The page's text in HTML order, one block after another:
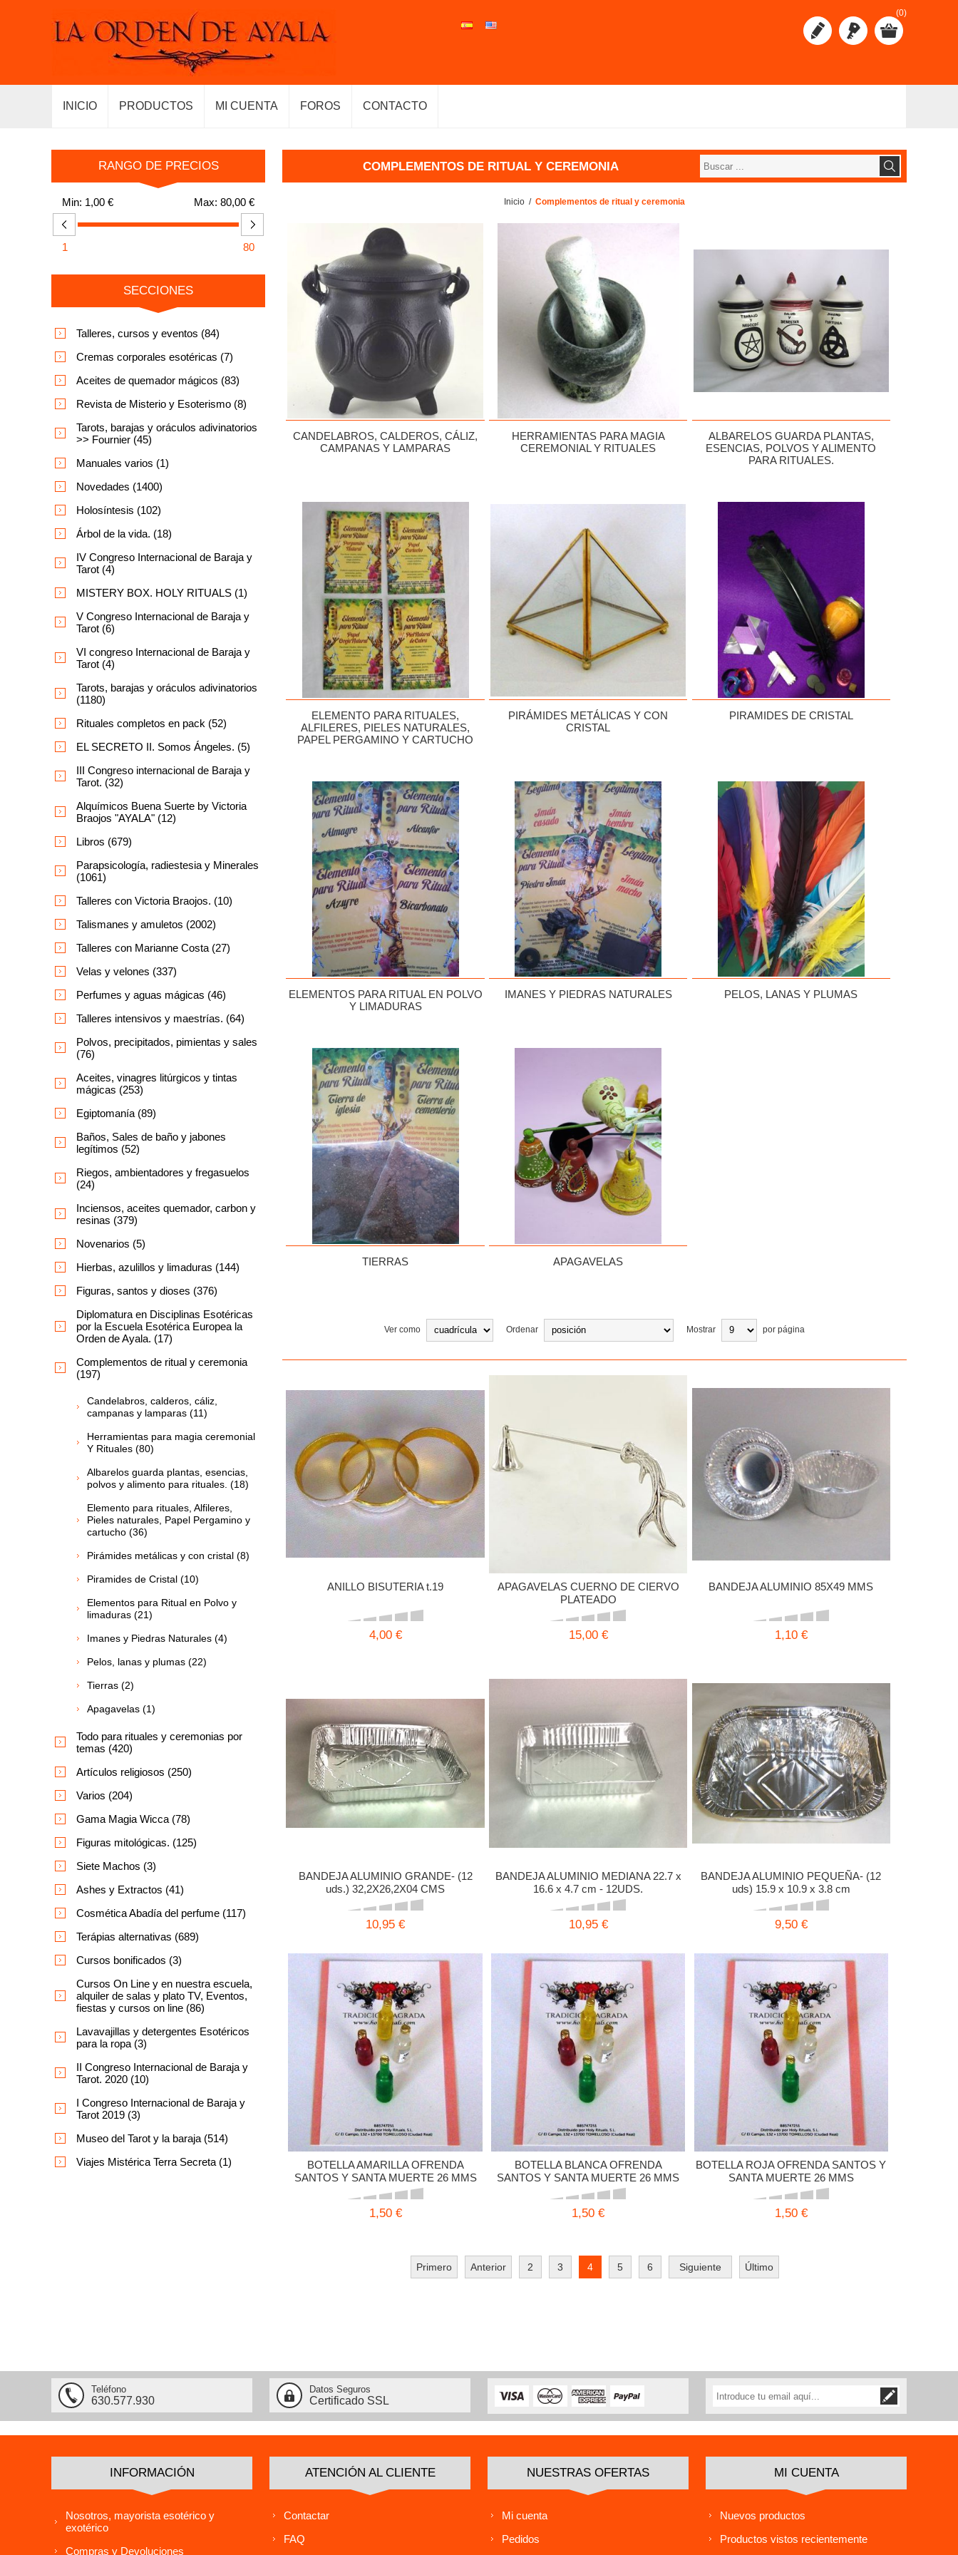
(0)
INICIO PRODUCTOS MI CUENTA FOROS CONTACTO
COMPLEMENTOS DE RITUAL Y CEREMONIA
Inicio / Complementos de ritual y ceremonia
CANDELABROS, CALDEROS, CÁLIZ,
CAMPANAS Y LAMPARAS
HERRAMIENTAS PARA MAGIA
CEREMONIAL Y RITUALES
ALBARELOS GUARDA PLANTAS,
ESENCIAS, POLVOS Y ALIMENTO
PARA RITUALES.
ELEMENTO PARA RITUALES,
ALFILERES, PIELES NATURALES,
PAPEL PERGAMINO Y CARTUCHO
PIRÁMIDES METÁLICAS Y CON
CRISTAL
PIRAMIDES DE CRISTAL
ELEMENTOS PARA RITUAL EN POLVO
Y LIMADURAS
IMANES Y PIEDRAS NATURALES PELOS, LANAS Y PLUMAS
TIERRAS APAGAVELAS
Ver como Ordenar Mostrar por página
ANILLO BISUTERIA t.19
4,00 €
APAGAVELAS CUERNO DE CIERVO
PLATEADO
15,00 €
BANDEJA ALUMINIO 85X49 MMS
1,10 €
BANDEJA ALUMINIO GRANDE- (12
uds.) 32,2X26,2X04 CMS
10,95 €
BANDEJA ALUMINIO MEDIANA 22.7 x
16.6 x 4.7 cm - 12UDS.
10,95 €
BANDEJA ALUMINIO PEQUEÑA- (12
uds) 15.9 x 10.9 x 3.8 cm
9,50 €
BOTELLA AMARILLA OFRENDA
SANTOS Y SANTA MUERTE 26 MMS
1,50 €
BOTELLA BLANCA OFRENDA
SANTOS Y SANTA MUERTE 26 MMS
1,50 €
BOTELLA ROJA OFRENDA SANTOS Y
SANTA MUERTE 26 MMS
1,50 €
Primero Anterior 2 3 4 5 6 Siguiente Último
RANGO DE PRECIOS
Min: 1,00 € Max: 80,00 €
1 80
SECCIONES
Talleres, cursos y eventos (84)
Cremas corporales esotéricas (7)
Aceites de quemador mágicos (83)
Revista de Misterio y Esoterismo (8)
Tarots, barajas y oráculos adivinatorios
>> Fournier (45)
Manuales varios (1)
Novedades (1400)
Holosíntesis (102)
Árbol de la vida. (18)
IV Congreso Internacional de Baraja y
Tarot (4)
MISTERY BOX. HOLY RITUALS (1)
V Congreso Internacional de Baraja y
Tarot (6)
VI congreso Internacional de Baraja y
Tarot (4)
Tarots, barajas y oráculos adivinatorios
(1180)
Rituales completos en pack (52)
EL SECRETO II. Somos Ángeles. (5)
III Congreso internacional de Baraja y
Tarot. (32)
Alquímicos Buena Suerte by Victoria
Braojos "AYALA" (12)
Libros (679)
Parapsicología, radiestesia y Minerales
(1061)
Talleres con Victoria Braojos. (10)
Talismanes y amuletos (2002)
Talleres con Marianne Costa (27)
Velas y velones (337)
Perfumes y aguas mágicas (46)
Talleres intensivos y maestrías. (64)
Polvos, precipitados, pimientas y sales
(76)
Aceites, vinagres litúrgicos y tintas
mágicas (253)
Egiptomanía (89)
Baños, Sales de baño y jabones
legítimos (52)
Riegos, ambientadores y fregasuelos
(24)
Inciensos, aceites quemador, carbon y
resinas (379)
Novenarios (5)
Hierbas, azulillos y limaduras (144)
Figuras, santos y dioses (376)
Diplomatura en Disciplinas Esotéricas
por la Escuela Esotérica Europea la
Orden de Ayala. (17)
Complementos de ritual y ceremonia
(197)
Candelabros, calderos, cáliz,
campanas y lamparas (11)
Herramientas para magia ceremonial
Y Rituales (80)
Albarelos guarda plantas, esencias,
polvos y alimento para rituales. (18)
Elemento para rituales, Alfileres,
Pieles naturales, Papel Pergamino y
cartucho (36)
Pirámides metálicas y con cristal (8)
Piramides de Cristal (10)
Elementos para Ritual en Polvo y
limaduras (21)
Imanes y Piedras Naturales (4)
Pelos, lanas y plumas (22)
Tierras (2)
Apagavelas (1)
Todo para rituales y ceremonias por
temas (420)
Artículos religiosos (250)
Varios (204)
Gama Magia Wicca (78)
Figuras mitológicas. (125)
Siete Machos (3)
Ashes y Extractos (41)
Cosmética Abadía del perfume (117)
Terápias alternativas (689)
Cursos bonificados (3)
Cursos On Line y en nuestra escuela,
alquiler de salas y plato TV, Eventos,
fiestas y cursos on line (86)
Lavavajillas y detergentes Esotéricos
para la ropa (3)
II Congreso Internacional de Baraja y
Tarot. 2020 (10)
I Congreso Internacional de Baraja y
Tarot 2019 (3)
Museo del Tarot y la baraja (514)
Viajes Mistérica Terra Secreta (1)
Teléfono
630.577.930
Datos Seguros
Certificado SSL
INFORMACIÓN
Nosotros, mayorista esotérico y
exotérico
Compras y Devoluciones
ATENCIÓN AL CLIENTE
Contactar
FAQ
NUESTRAS OFERTAS
Mi cuenta
Pedidos
MI CUENTA
Nuevos productos
Productos vistos recientemente